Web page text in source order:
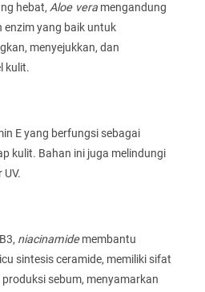
hebat, Aloe vera mengandung
enzim yang baik untuk
menyejukkan, dan
kulit.
E yang berfungsi sebagai
kulit. Bahan ini juga melindungi
niacinamidemembantu
sintesis ceramide, memiliki sifat
sebum, menyamarkan